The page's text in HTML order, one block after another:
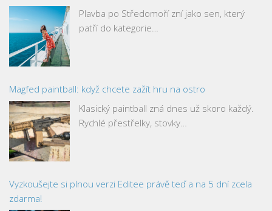
Plavba po Středomoří zní jako sen, který
patří do kategorie…
Magfed paintball: když chcete zažít hru na ostro
Klasický paintball zná dnes už skoro každý.
Rychlé přestřelky, stovky…
Vyzkoušejte si plnou verzi Editee právě teď a na 5 dní zcela
zdarma!